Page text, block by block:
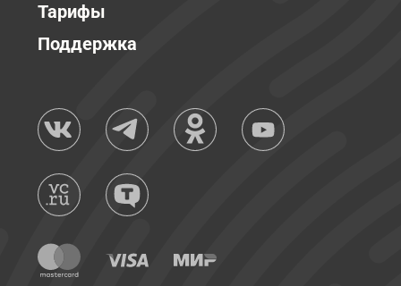
Тарифы
Поддержка